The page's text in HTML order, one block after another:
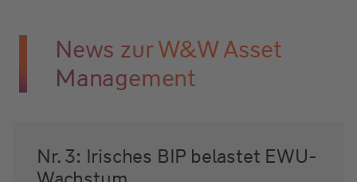
News zur W&W Asset
Management
Nr. 3: Irisches BIP belastet EWU-